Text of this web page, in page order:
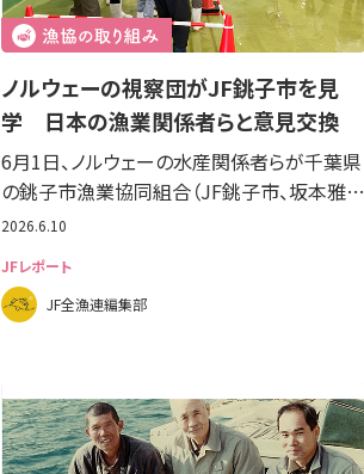
ノルウェーの視察団がJF銚子市を見
学 日本の漁業関係者らと意見交換
6月1日、ノルウェーの水産関係者らが千葉県
の銚子市漁業協同組合（JF銚子市、坂本雅…
2026.6.10
JFレポート
JF全漁連編集部